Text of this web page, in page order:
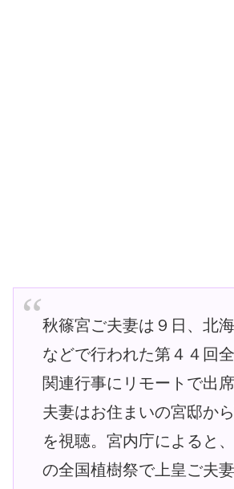
秋篠宮ご夫妻は９日、北
などで行われた第４４回
関連行事にリモートで出
夫妻はお住まいの宮邸か
を視聴。宮内庁によると
の全国植樹祭で上皇ご夫